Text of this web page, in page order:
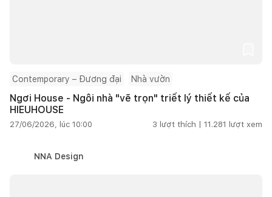
Contemporary – Đương đại Nhà vườn
Ngơi House - Ngôi nhà "vẽ trọn" triết lý thiết kế của
HIEUHOUSE
27/06/2026, lúc 10:00 3 lượt thích | 11.281 lượt xem
NNA Design